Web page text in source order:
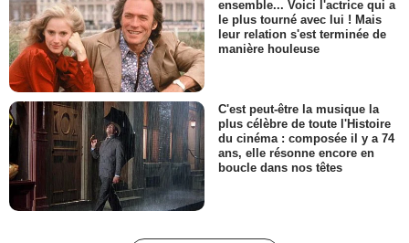
ensemble... Voici l'actrice qui a
le plus tourné avec lui ! Mais
leur relation s'est terminée de
manière houleuse
C'est peut-être la musique la
plus célèbre de toute l'Histoire
du cinéma : composée il y a 74
ans, elle résonne encore en
boucle dans nos têtes